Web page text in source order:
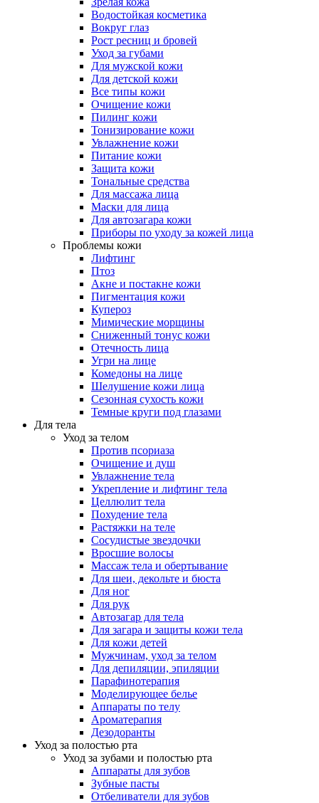
Водостойкая косметика
Вокруг глаз
Рост ресниц и бровей
Уход за губами
Для мужской кожи
Для детской кожи
Все типы кожи
Очищение кожи
Пилинг кожи
Тонизирование кожи
Увлажнение кожи
Питание кожи
Защита кожи
Тональные средства
Для массажа лица
Маски для лица
Для автозагара кожи
Приборы по уходу за кожей лица
Проблемы кожи
Лифтинг
Птоз
Акне и постакне кожи
Пигментация кожи
Купероз
Мимические морщины
Сниженный тонус кожи
Отечность лица
Угри на лице
Комедоны на лице
Шелушение кожи лица
Сезонная сухость кожи
Темные круги под глазами
Для тела
Уход за телом
Против псориаза
Очищение и душ
Увлажнение тела
Укрепление и лифтинг тела
Целлюлит тела
Похудение тела
Растяжки на теле
Сосудистые звездочки
Вросшие волосы
Массаж тела и обертывание
Для шеи, декольте и бюста
Для ног
Для рук
Автозагар для тела
Для загара и защиты кожи тела
Для кожи детей
Мужчинам, уход за телом
Для депиляции, эпиляции
Парафинотерапия
Моделирующее белье
Аппараты по телу
Ароматерапия
Дезодоранты
Уход за полостью рта
Уход за зубами и полостью рта
Аппараты для зубов
Зубные пасты
Отбеливатели для зубов